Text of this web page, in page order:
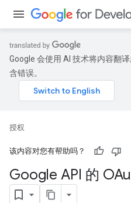
Google 会使用 AI 技术将内容翻
含错误。
授权
该内容对您有帮助吗？
Google API 的